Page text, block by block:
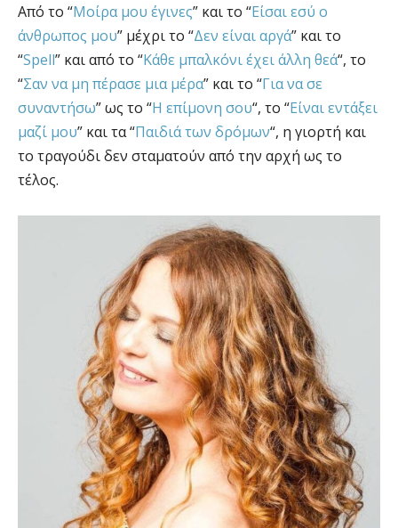
Από το “Μοίρα μου έγινες” και το “Είσαι εσύ ο
άνθρωπος μου” μέχρι το “Δεν είναι αργά” και το
“Spell” και από το “Κάθε μπαλκόνι έχει άλλη θεά“, το
“Σαν να μη πέρασε μια μέρα” και το “Για να σε
συναντήσω” ως το “Η επίμονη σου“, το “Είναι εντάξει
μαζί μου” και τα “Παιδιά των δρόμων“, η γιορτή και
το τραγούδι δεν σταματούν από την αρχή ως το
τέλος.